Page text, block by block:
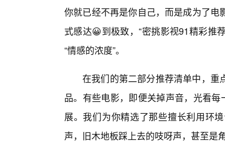
你就已经不再是你自己，而是成为了
式感达😀到极致，“密挑影视91精彩推
“情感的浓度”。
在我们的第二部分推荐清单中，重
品。有些电影，即便关掉声音，光看
展。我们为你精选了那些擅长利用环
声，旧木地板踩上去的吱呀声，甚至是